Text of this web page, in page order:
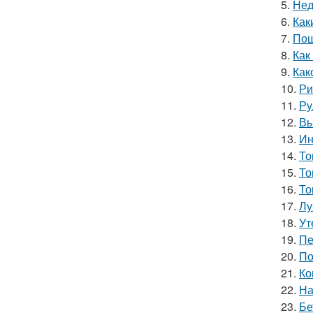
5.
6.
7.
8.
9.
10.
11.
12.
13.
14.
15.
16.
17.
18.
19.
20.
21.
22.
23.